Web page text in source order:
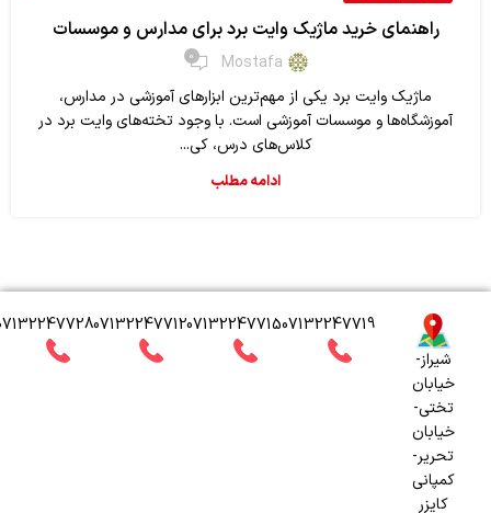
راهنمای خرید ماژیک وایت برد برای مدارس و موسسات
Mostafa
0
ماژیک وایت برد یکی از مهم‌ترین ابزارهای آموزشی در مدارس،
آموزشگاه‌ها و موسسات آموزشی است. با وجود تخته‌های وایت برد در
کلاس‌های درس، کی...
ادامه مطلب
071322477120713224771507132247719
شیراز-
خیابان
تختی-
خیابان
تحریر-
کمپانی
کایزر